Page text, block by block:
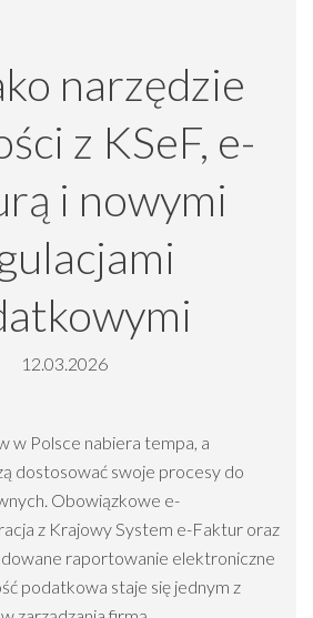
narzędzie
z KSeF, e-
i nowymi
12.03.2026
w Polsce nabiera tempa, a
dostosować swoje procesy do
Obowiązkowe e-
z Krajowy System e-Faktur oraz
raportowanie elektroniczne
podatkowa staje się jednym z